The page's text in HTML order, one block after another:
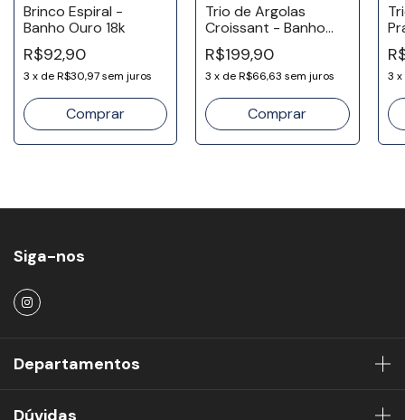
Brinco Espiral -
Banho Ouro 18k
R$92,90
3 x deR$30,97sem juros
Trio de Argolas
Croissant - Banho
Ouro 18k
R$199,90
3 x deR$66,63 sem juros 3 x
Siga-nos
Departamentos
Dúvidas